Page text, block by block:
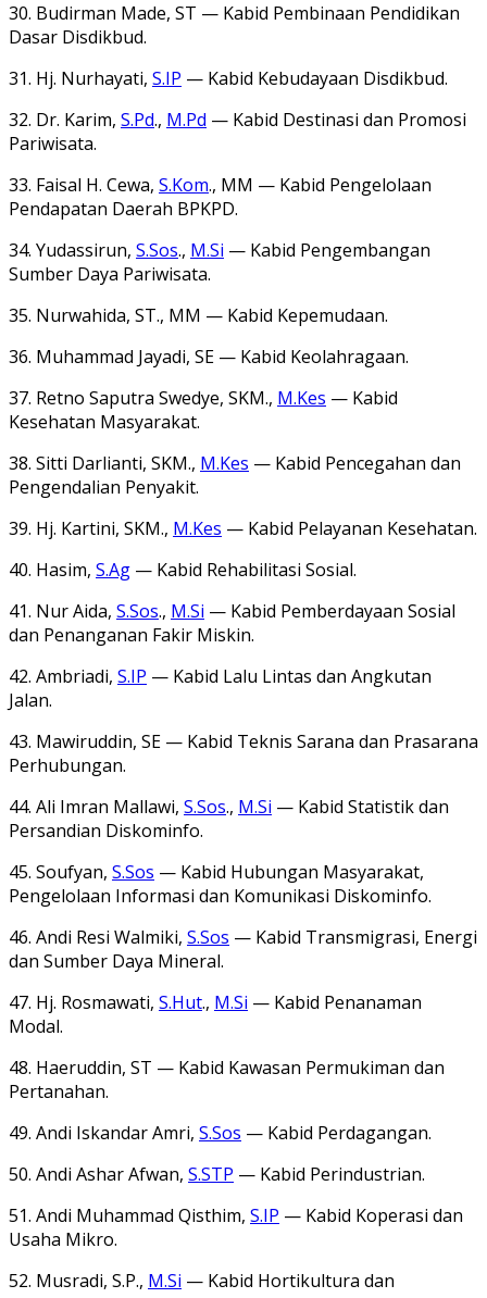
30. Budirman Made, ST — Kabid Pembinaan Pendidikan
Dasar Disdikbud.
31. Hj. Nurhayati, S.IP — Kabid Kebudayaan Disdikbud.
32. Dr. Karim, S.Pd., M.Pd — Kabid Destinasi dan Promosi
Pariwisata.
33. Faisal H. Cewa, S.Kom., MM — Kabid Pengelolaan
Pendapatan Daerah BPKPD.
34. Yudassirun, S.Sos., M.Si — Kabid Pengembangan
Sumber Daya Pariwisata.
35. Nurwahida, ST., MM — Kabid Kepemudaan.
36. Muhammad Jayadi, SE — Kabid Keolahragaan.
37. Retno Saputra Swedye, SKM., M.Kes — Kabid
Kesehatan Masyarakat.
38. Sitti Darlianti, SKM., M.Kes — Kabid Pencegahan dan
Pengendalian Penyakit.
39. Hj. Kartini, SKM., M.Kes — Kabid Pelayanan Kesehatan.
40. Hasim, S.Ag — Kabid Rehabilitasi Sosial.
41. Nur Aida, S.Sos., M.Si — Kabid Pemberdayaan Sosial
dan Penanganan Fakir Miskin.
42. Ambriadi, S.IP — Kabid Lalu Lintas dan Angkutan
Jalan.
43. Mawiruddin, SE — Kabid Teknis Sarana dan Prasarana
Perhubungan.
44. Ali Imran Mallawi, S.Sos., M.Si — Kabid Statistik dan
Persandian Diskominfo.
45. Soufyan, S.Sos — Kabid Hubungan Masyarakat,
Pengelolaan Informasi dan Komunikasi Diskominfo.
46. Andi Resi Walmiki, S.Sos — Kabid Transmigrasi, Energi
dan Sumber Daya Mineral.
47. Hj. Rosmawati, S.Hut., M.Si — Kabid Penanaman
Modal.
48. Haeruddin, ST — Kabid Kawasan Permukiman dan
Pertanahan.
49. Andi Iskandar Amri, S.Sos — Kabid Perdagangan.
50. Andi Ashar Afwan, S.STP — Kabid Perindustrian.
51. Andi Muhammad Qisthim, S.IP — Kabid Koperasi dan
Usaha Mikro.
52. Musradi, S.P., M.Si — Kabid Hortikultura dan